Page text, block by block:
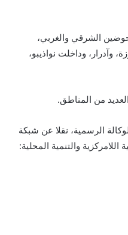
الشرقي والغربي،
وآدرار، وداخلت نواذيبو،
الرسمية، نقلا عن شبكة
اللامركزية والتنمية المحلية: